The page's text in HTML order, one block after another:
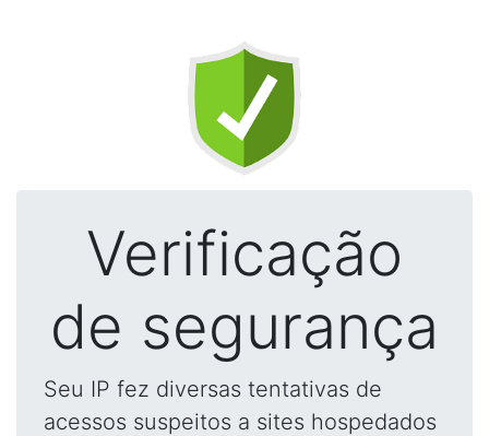
Verificação
de segurança
Seu IP fez diversas tentativas de
acessos suspeitos a sites hospedados